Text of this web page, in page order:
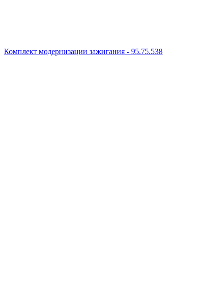
Комплект модернизации зажигания - 95.75.538